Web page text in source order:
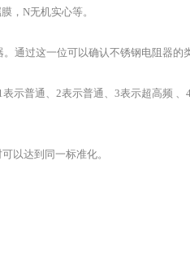
，N无机实心等。
通过这一位可以确认不锈钢电阻器的类
示普通、2表示普通、3表示超高频
以达到同一标准化。